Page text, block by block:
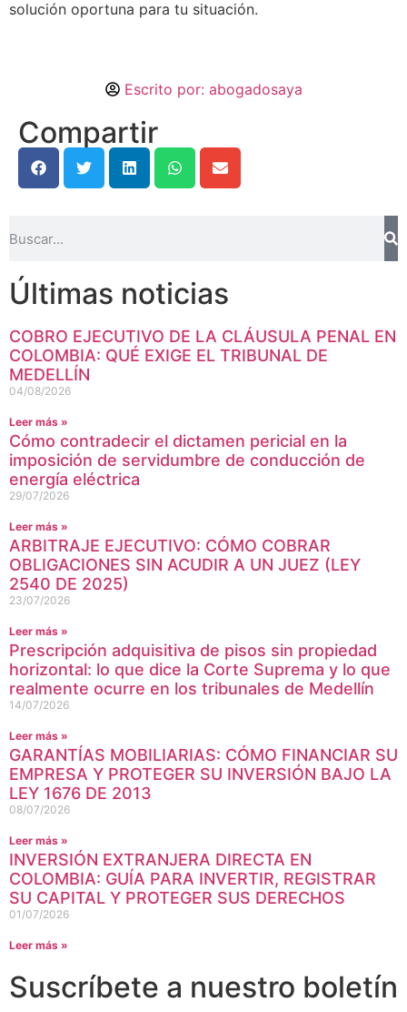
solución oportuna para tu situación.
Escrito por: abogadosaya
Compartir
Últimas noticias
COBRO EJECUTIVO DE LA CLÁUSULA PENAL EN
COLOMBIA: QUÉ EXIGE EL TRIBUNAL DE
MEDELLÍN
04/08/2026
Leer más »
Cómo contradecir el dictamen pericial en la
imposición de servidumbre de conducción de
energía eléctrica
29/07/2026
Leer más »
ARBITRAJE EJECUTIVO: CÓMO COBRAR
OBLIGACIONES SIN ACUDIR A UN JUEZ (LEY
2540 DE 2025)
23/07/2026
Leer más »
Prescripción adquisitiva de pisos sin propiedad
horizontal: lo que dice la Corte Suprema y lo que
realmente ocurre en los tribunales de Medellín
14/07/2026
Leer más »
GARANTÍAS MOBILIARIAS: CÓMO FINANCIAR SU
EMPRESA Y PROTEGER SU INVERSIÓN BAJO LA
LEY 1676 DE 2013
08/07/2026
Leer más »
INVERSIÓN EXTRANJERA DIRECTA EN
COLOMBIA: GUÍA PARA INVERTIR, REGISTRAR
SU CAPITAL Y PROTEGER SUS DERECHOS
01/07/2026
Leer más »
Suscríbete a nuestro boletín